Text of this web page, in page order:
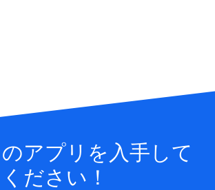
アプリを入手して
ください！